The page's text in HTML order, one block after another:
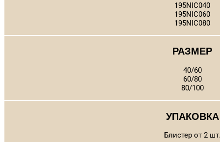
195NIC040
195NIC060
195NIC080
РАЗМЕР
40/60
60/80
80/100
УПАКОВКА
Блистер от 2